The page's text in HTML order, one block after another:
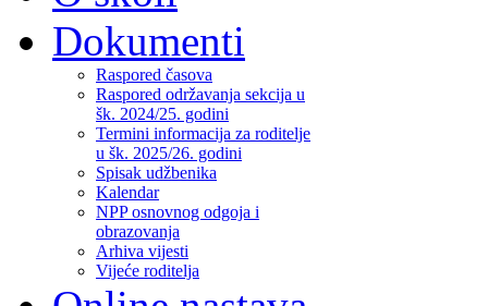
Dokumenti
Raspored časova
Raspored održavanja sekcija u
šk. 2024/25. godini
Termini informacija za roditelje
u šk. 2025/26. godini
Spisak udžbenika
Kalendar
NPP osnovnog odgoja i
obrazovanja
Arhiva vijesti
Vijeće roditelja